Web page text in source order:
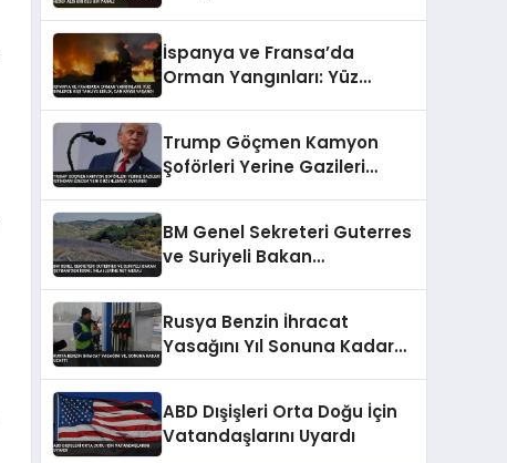
İspanya ve Fransa’da
Orman Yangınları: Yüz
Trump Göçmen Kamyon
Şoförleri Yerine Gazileri
BM Genel Sekreteri Guterres
ve Suriyeli Bakan
Rusya Benzin İhracat
Yasağını Yıl Sonuna Kadar
ABD Dışişleri Orta Doğu İçin
Vatandaşlarını Uyardı